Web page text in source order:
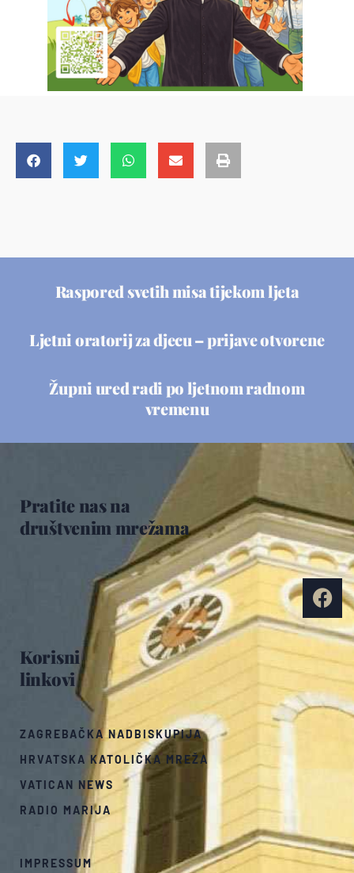
Raspored svetih misa tijekom ljeta
Ljetni oratorij za djecu – prijave otvorene
Župni ured radi po ljetnom radnom
vremenu
Korisni
linkovi
ZAGREBAČKA NADBISKUPIJA
HRVATSKA KATOLIČKA MREŽA
VATICAN NEWS
RADIO MARIJA
IMPRESSUM
Pratite nas na
društvenim mrežama